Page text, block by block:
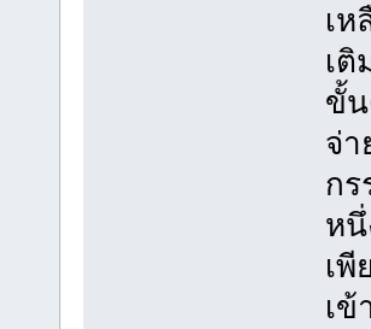
เ
เ
ขั้น
จ่า
ก
หนึ่
เ
เ